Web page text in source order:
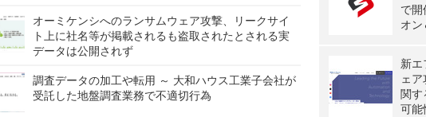
オーミケンシへのランサムウェア攻撃、リークサイ
ト上に社名等が掲載されるも盗取されたとされる実
データは公開されず
調査データの加工や転用 ～ 大和ハウス工業子会社が
受託した地盤調査業務で不適切行為
で
オ
新
ェ
関す
可能